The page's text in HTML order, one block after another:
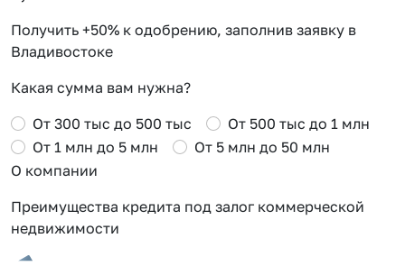
Получить +50% к одобрению, заполнив заявку в
Владивостоке
Какая сумма вам нужна?
От 300 тыс до 500 тыс
От 500 тыс до 1 млн
От 1 млн до 5 млн
От 5 млн до 50 млн
О компании
Преимущества кредита под залог коммерческой
недвижимости